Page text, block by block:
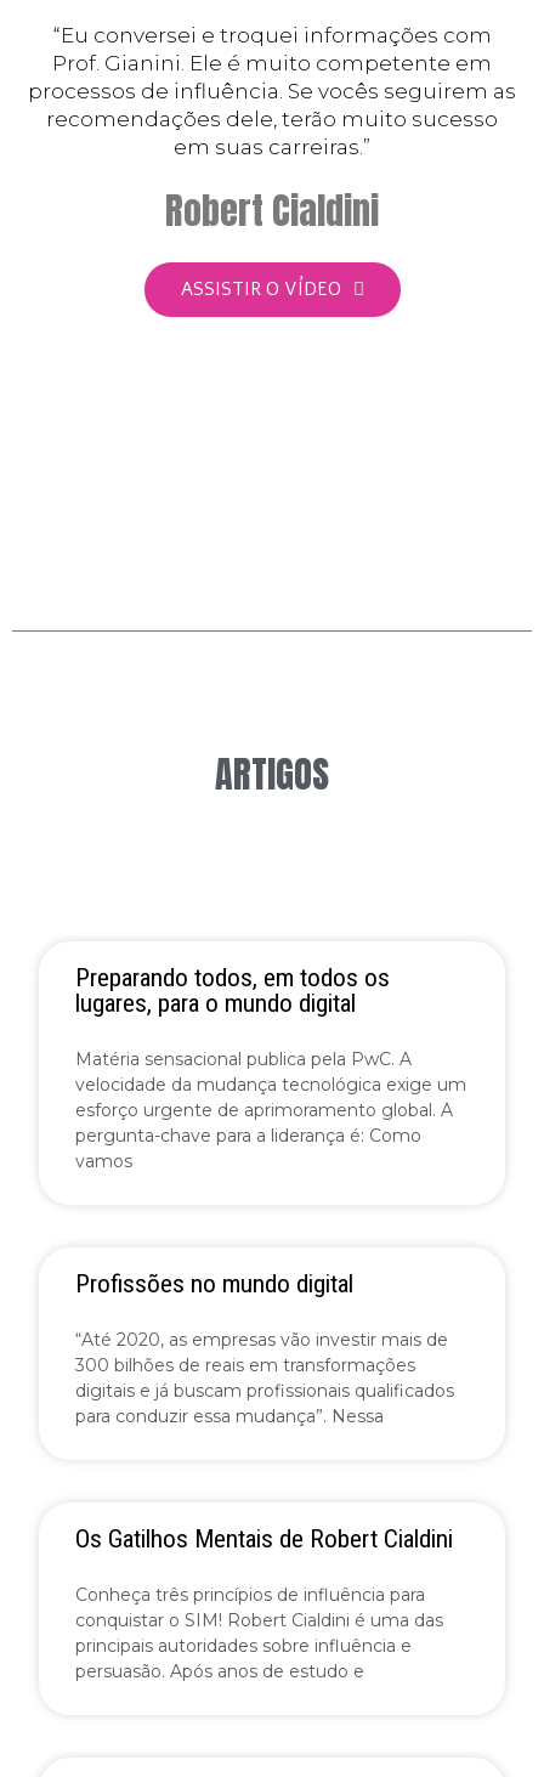
“Eu conversei e troquei informações com
Prof. Gianini. Ele é muito competente em
processos de influência. Se vocês seguirem as
recomendações dele, terão muito sucesso
em suas carreiras.”
Robert Cialdini
ASSISTIR O VÍDEO
ARTIGOS
Preparando todos, em todos os
lugares, para o mundo digital
Matéria sensacional publica pela PwC. A
velocidade da mudança tecnológica exige um
esforço urgente de aprimoramento global. A
pergunta-chave para a liderança é: Como
vamos
Profissões no mundo digital
“Até 2020, as empresas vão investir mais de
300 bilhões de reais em transformações
digitais e já buscam profissionais qualificados
para conduzir essa mudança”. Nessa
Os Gatilhos Mentais de Robert Cialdini
Conheça três princípios de influência para
conquistar o SIM! Robert Cialdini é uma das
principais autoridades sobre influência e
persuasão. Após anos de estudo e